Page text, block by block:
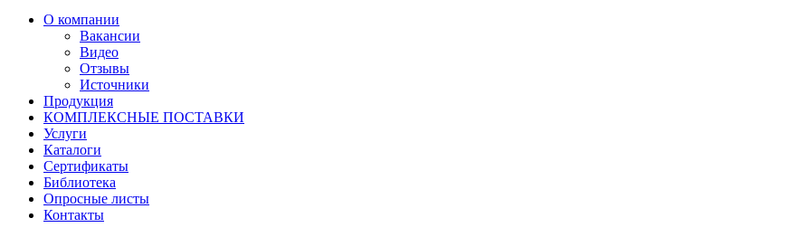
О компании
Вакансии
Видео
Отзывы
Источники
Продукция
КОМПЛЕКСНЫЕ ПОСТАВКИ
Услуги
Каталоги
Сертификаты
Библиотека
Опросные листы
Контакты